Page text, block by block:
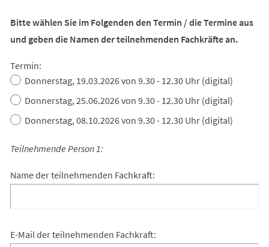
Bitte wählen Sie im Folgenden den Termin / die Termine aus
und geben die Namen der teilnehmenden Fachkräfte an.
Termin:
Donnerstag, 19.03.2026 von 9.30 - 12.30 Uhr (digital)
Donnerstag, 25.06.2026 von 9.30 - 12.30 Uhr (digital)
Donnerstag, 08.10.2026 von 9.30 - 12.30 Uhr (digital)
Teilnehmende Person 1:
Name der teilnehmenden Fachkraft:
E-Mail der teilnehmenden Fachkraft: